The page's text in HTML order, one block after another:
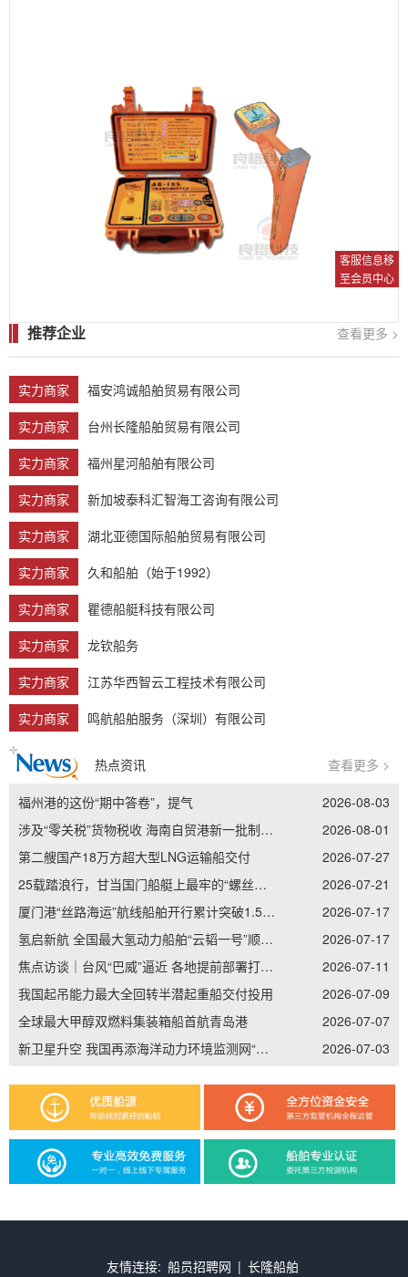
客服信息移
至会员中心
推荐企业 查看更多 >
实力商家
福安鸿诚船舶贸易有限公司
实力商家
台州长隆船舶贸易有限公司
实力商家
福州星河船舶有限公司
实力商家
新加坡泰科汇智海工咨询有限公司
实力商家
湖北亚德国际船舶贸易有限公司
实力商家
久和船舶（始于1992）
实力商家
瞿德船艇科技有限公司
实力商家
龙钦船务
实力商家
江苏华西智云工程技术有限公司
实力商家
鸣航船舶服务（深圳）有限公司
热点资讯 查看更多 >
福州港的这份“期中答卷”，提气
2026-08-03
涉及“零关税”货物税收 海南自贸港新一批制度集成创新案例发布
2026-08-01
第二艘国产18万方超大型LNG运输船交付
2026-07-27
25载踏浪行，甘当国门船艇上最牢的“螺丝钉”——记南通边检老兵李加立的“硬核”坚守
2026-07-21
厦门港“丝路海运”航线船舶开行累计突破1.5万艘次
2026-07-17
氢启新航 全国最大氢动力船舶“云韬一号”顺利吉水
2026-07-17
焦点访谈｜台风“巴威”逼近 各地提前部署打好防御主动仗
2026-07-11
我国起吊能力最大全回转半潜起重船交付投用
2026-07-09
全球最大甲醇双燃料集装箱船首航青岛港
2026-07-07
新卫星升空 我国再添海洋动力环境监测网“天眼”
2026-07-03
友情连接: 船员招聘网 | 长隆船舶